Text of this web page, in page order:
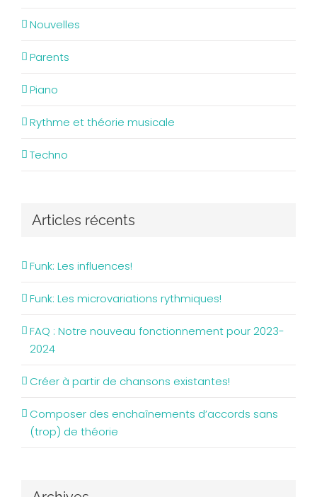
Nouvelles
Parents
Piano
Rythme et théorie musicale
Techno
Articles récents
Funk: Les influences!
Funk: Les microvariations rythmiques!
FAQ : Notre nouveau fonctionnement pour 2023-
2024
Créer à partir de chansons existantes!
Composer des enchaînements d’accords sans
(trop) de théorie